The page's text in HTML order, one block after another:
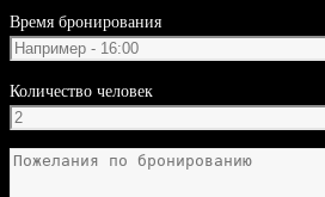
Время бронирования
Количество человек